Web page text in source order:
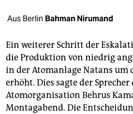
shop
fragen & hilfe
unterstützen
abo
genossenschaft
Aus Berlin Bahman Nirumand
Ein weiterer Schritt der
die Produktion von niedrig
in der Atomanlage Natans um
erhöht. Dies sagte der
Atomorganisation Behrus
Montagabend. Die